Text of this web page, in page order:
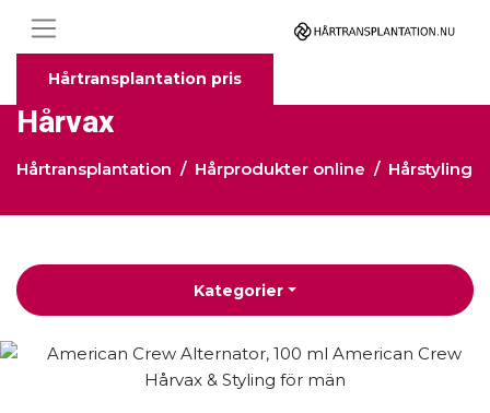
Hårtransplantation pris
Hårvax
Hårtransplantation Hårprodukter online Hårstyling
Kategorier